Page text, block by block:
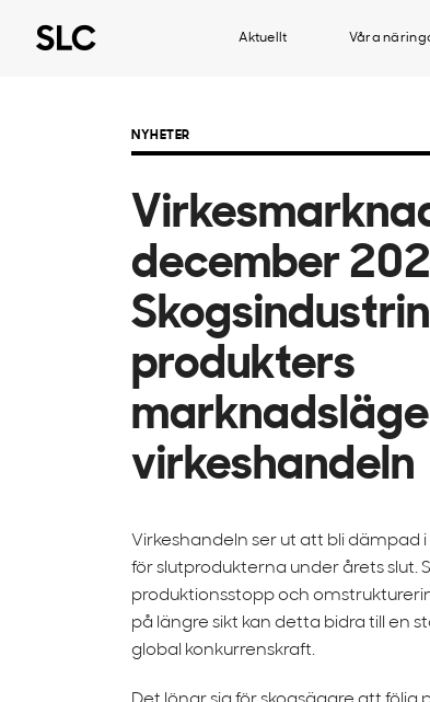
Aktuellt Våra
NYHETER
december
produkters
virkeshandeln
Virkeshandeln ser ut att bli dämpad
för slutprodukterna under årets slut.
produktionsstopp och
på längre sikt kan detta bidra till en
global konkurrenskraft.